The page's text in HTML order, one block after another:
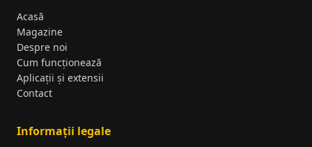
Acasă
Magazine
Despre noi
Cum funcționează
Aplicații și extensii
Contact
Informații legale